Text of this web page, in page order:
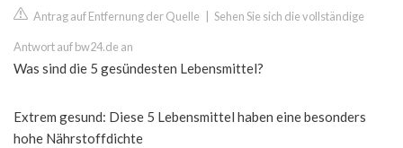
Antrag auf Entfernung der Quelle Sehen Sie sich die vollständige
Antwort auf bw24.de an
Was sind die 5 gesündesten Lebensmittel?
Extrem gesund: Diese 5 Lebensmittel haben eine besonders
hohe Nährstoffdichte